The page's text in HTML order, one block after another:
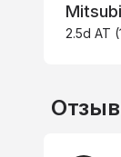
2.5d AT